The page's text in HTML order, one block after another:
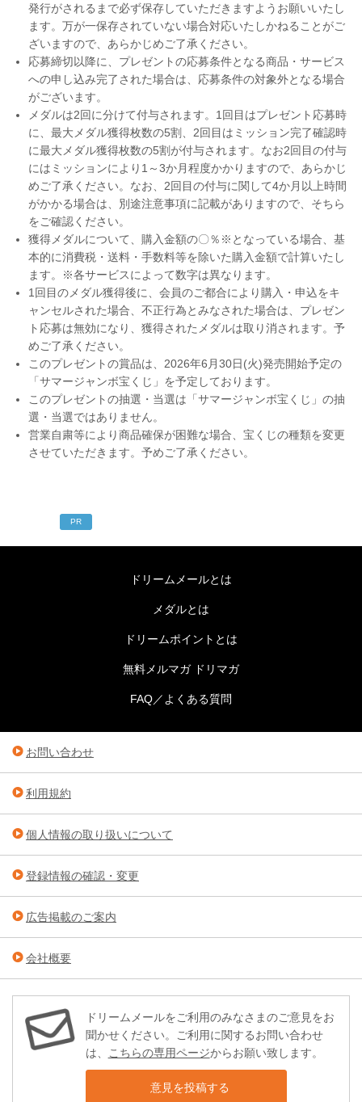
発行がされるまで必ず保存していただきますようお願いいたし
ます。万が一保存されていない場合対応いたしかねることがご
ざいますので、あらかじめご了承ください。
応募締切以降に、プレゼントの応募条件となる商品・サービス
への申し込み完了された場合は、応募条件の対象外となる場合
がございます。
メダルは2回に分けて付与されます。1回目はプレゼント応募時
に、最大メダル獲得枚数の5割、2回目はミッション完了確認時
に最大メダル獲得枚数の5割が付与されます。なお2回目の付与
にはミッションにより1～3か月程度かかりますので、あらかじ
めご了承ください。なお、2回目の付与に関して4か月以上時間
がかかる場合は、別途注意事項に記載がありますので、そちら
をご確認ください。
獲得メダルについて、購入金額の〇％※となっている場合、基
本的に消費税・送料・手数料等を除いた購入金額で計算いたし
ます。※各サービスによって数字は異なります。
1回目のメダル獲得後に、会員のご都合により購入・申込をキ
ャンセルされた場合、不正行為とみなされた場合は、プレゼン
ト応募は無効になり、獲得されたメダルは取り消されます。予
めご了承ください。
このプレゼントの賞品は、2026年6月30日(火)発売開始予定の
「サマージャンボ宝くじ」を予定しております。
このプレゼントの抽選・当選は「サマージャンボ宝くじ」の抽
選・当選ではありません。
営業自粛等により商品確保が困難な場合、宝くじの種類を変更
させていただきます。予めご了承ください。
PR
ドリームメールとは
メダルとは
ドリームポイントとは
無料メルマガ ドリマガ
FAQ／よくある質問
お問い合わせ
利用規約
個人情報の取り扱いについて
登録情報の確認・変更
広告掲載のご案内
会社概要
ドリームメールをご利用のみなさまのご意見をお
聞かせください。ご利用に関するお問い合わせ
は、
こちらの専用ページからお願い致します。
意見を投稿する